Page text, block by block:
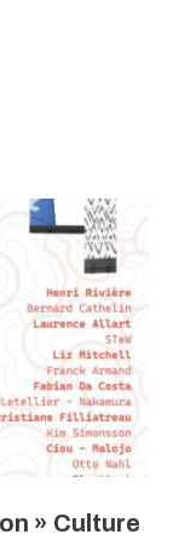
» Culture